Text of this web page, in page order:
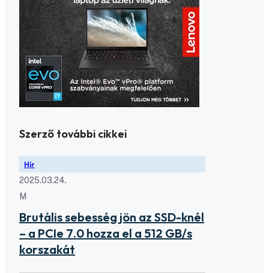
Szerző további cikkei
Hír
2025.03.24.
M
Brutális sebesség jön az SSD-knél
– a PCIe 7.0 hozza el a 512 GB/s
korszakát